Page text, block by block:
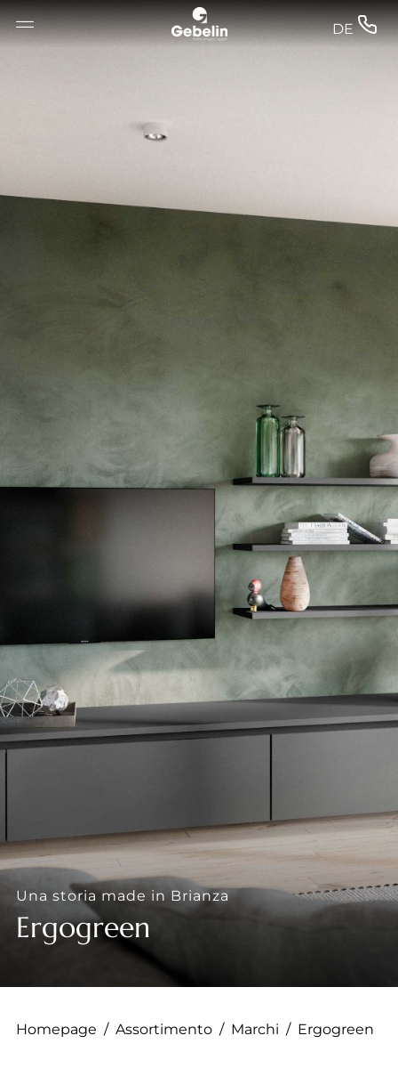
--
--
--
--
 DE
Una storia made in Brianza
Ergogreen
Homepage / Assortimento / Marchi / Ergogreen